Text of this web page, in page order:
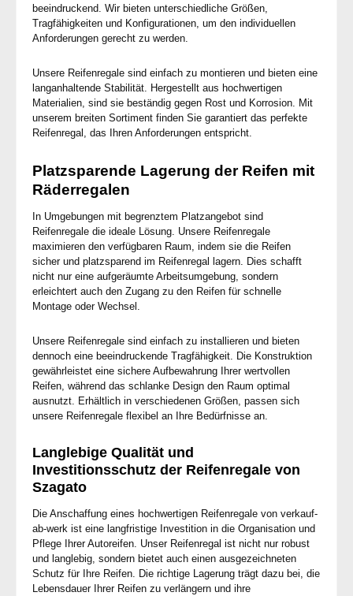
beeindruckend. Wir bieten unterschiedliche Größen,
Tragfähigkeiten und Konfigurationen, um den individuellen
Anforderungen gerecht zu werden.
Unsere Reifenregale sind einfach zu montieren und bieten eine
langanhaltende Stabilität. Hergestellt aus hochwertigen
Materialien, sind sie beständig gegen Rost und Korrosion. Mit
unserem breiten Sortiment finden Sie garantiert das perfekte
Reifenregal, das Ihren Anforderungen entspricht.
Platzsparende Lagerung der Reifen mit
Räderregalen
In Umgebungen mit begrenztem Platzangebot sind
Reifenregale die ideale Lösung. Unsere Reifenregale
maximieren den verfügbaren Raum, indem sie die Reifen
sicher und platzsparend im Reifenregal lagern. Dies schafft
nicht nur eine aufgeräumte Arbeitsumgebung, sondern
erleichtert auch den Zugang zu den Reifen für schnelle
Montage oder Wechsel.
Unsere Reifenregale sind einfach zu installieren und bieten
dennoch eine beeindruckende Tragfähigkeit. Die Konstruktion
gewährleistet eine sichere Aufbewahrung Ihrer wertvollen
Reifen, während das schlanke Design den Raum optimal
ausnutzt. Erhältlich in verschiedenen Größen, passen sich
unsere Reifenregale flexibel an Ihre Bedürfnisse an.
Langlebige Qualität und
Investitionsschutz der Reifenregale von
Szagato
Die Anschaffung eines hochwertigen Reifenregale von verkauf-
ab-werk ist eine langfristige Investition in die Organisation und
Pflege Ihrer Autoreifen. Unser Reifenregal ist nicht nur robust
und langlebig, sondern bietet auch einen ausgezeichneten
Schutz für Ihre Reifen. Die richtige Lagerung trägt dazu bei, die
Lebensdauer Ihrer Reifen zu verlängern und ihre